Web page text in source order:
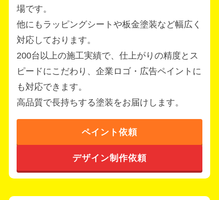
場です。
他にもラッピングシートや板金塗装など幅広く
対応しております。
200台以上の施工実績で、仕上がりの精度とス
ピードにこだわり、企業ロゴ・広告ペイントに
も対応できます。
高品質で長持ちする塗装をお届けします。
ペイント依頼
デザイン制作依頼